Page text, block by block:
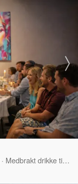
· Medbrakt drikke tillatt